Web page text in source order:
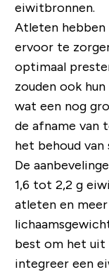
eiwitbronnen.
Atleten hebben
ervoor te
optimaal
zouden ook
wat een nog
de afname van
het behoud van
De
1,6 tot 2,2 g
atleten en
best om het uit
integreer een